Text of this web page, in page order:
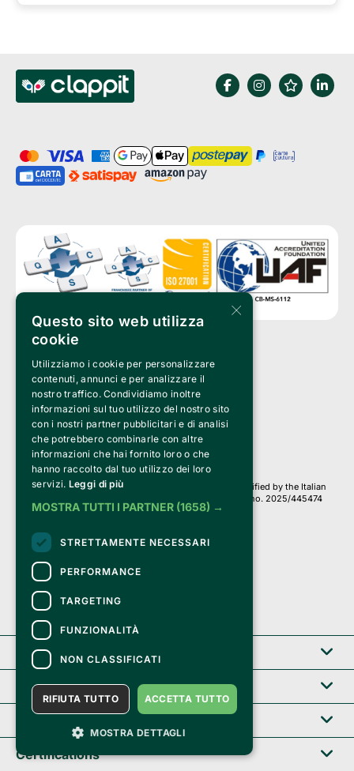
Clappit is a trademark of:
Bemils Srl
a Socio Unico
Via Fosse Ardeatine, 4 -20092 Cinisello Balsamo (MI)
PI 05589050961
Iscr. C.C.I.A.A. Milano R.E.A. 1833471
© 2010-2025 Bemils Srl - All rights reserved
Credits:
Clappit is based on the Belive 6.2 ticketing platform, certified by the Italian
Revenue Agency (Agenzia delle Entrate) under protocol no. 2025/445474
dated November 6, 2025.
they are secure and protected by an SSL certificate
with 128-bit encryption.
Certifications
Clappit
Help center
×
Questo sito web utilizza
cookie
Utilizziamo i cookie per personalizzare
contenuti, annunci e per analizzare il
nostro traffico. Condividiamo inoltre
informazioni sul tuo utilizzo del nostro sito
con i nostri partner pubblicitari e di analisi
che potrebbero combinarle con altre
informazioni che hai fornito loro o che
hanno raccolto dal tuo utilizzo dei loro
servizi. Leggi di più
MOSTRA TUTTI I PARTNER (1658) →
STRETTAMENTE NECESSARI
PERFORMANCE
TARGETING
FUNZIONALITÀ
NON CLASSIFICATI
ACCETTA TUTTO
RIFIUTA TUTTO
MOSTRA DETTAGLI